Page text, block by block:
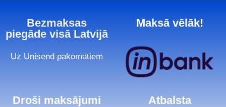
Bezmaksas
piegāde visā Latvijā
Uz Unisend pakomātiem
Maksā vēlāk!
Droši maksājumi Atbalsta